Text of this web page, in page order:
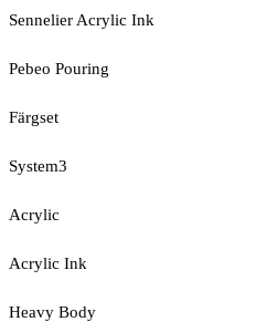
Sennelier Acrylic Ink
Pebeo Pouring
Färgset
System3
Acrylic
Acrylic Ink
Heavy Body